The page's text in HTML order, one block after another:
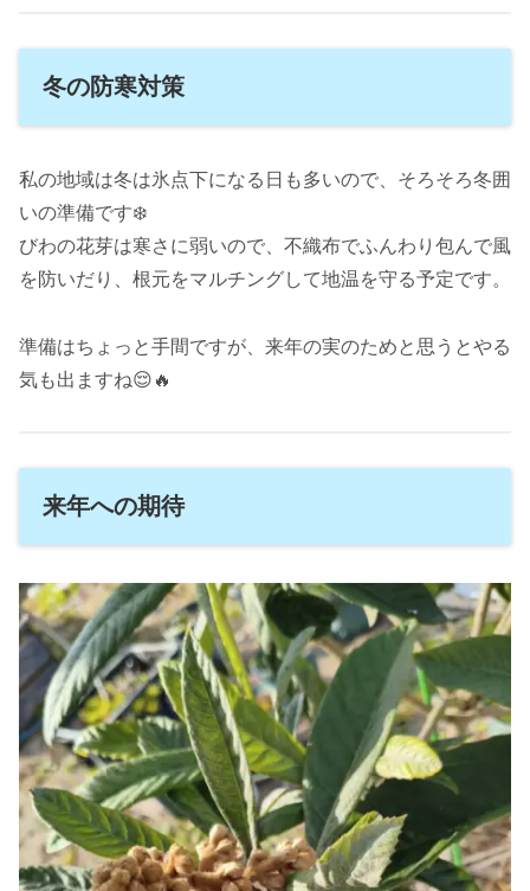
冬の防寒対策
私の地域は冬は氷点下になる日も多いので、そろそろ冬囲
いの準備です❄️
びわの花芽は寒さに弱いので、不織布でふんわり包んで風
を防いだり、根元をマルチングして地温を守る予定です。
準備はちょっと手間ですが、来年の実のためと思うとやる
気も出ますね😌🔥
来年への期待